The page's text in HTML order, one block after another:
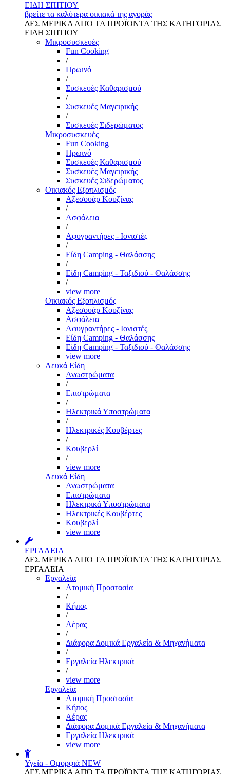
ΕΙΔΗ ΣΠΙΤΙΟΥ
βρείτε τα καλύτερα οικιακά της αγοράς
ΔΕΣ ΜΕΡΙΚΑ ΑΠΌ ΤΑ ΠΡΟΪΌΝΤΑ ΤΗΣ ΚΑΤΗΓΟΡΙΑΣ
ΕΙΔΗ ΣΠΙΤΙΟΥ
Μικροσυσκευές
Fun Cooking
/
Πρωινό
/
Συσκευές Καθαρισμού
/
Συσκευές Μαγειρικής
/
Συσκευές Σιδερώματος
Μικροσυσκευές
Fun Cooking
Πρωινό
Συσκευές Καθαρισμού
Συσκευές Μαγειρικής
Συσκευές Σιδερώματος
Οικιακός Εξοπλισμός
Αξεσουάρ Κουζίνας
/
Ασφάλεια
/
Αφυγραντήρες - Ιονιστές
/
Είδη Camping - Θαλάσσης
/
Είδη Camping - Ταξιδιού - Θαλάσσης
/
view more
Οικιακός Εξοπλισμός
Αξεσουάρ Κουζίνας
Ασφάλεια
Αφυγραντήρες - Ιονιστές
Είδη Camping - Θαλάσσης
Είδη Camping - Ταξιδιού - Θαλάσσης
view more
Λευκά Είδη
Ανωστρώματα
/
Επιστρώματα
/
Ηλεκτρικά Υποστρώματα
/
Ηλεκτρικές Κουβέρτες
/
Κουβερλί
/
view more
Λευκά Είδη
Ανωστρώματα
Επιστρώματα
Ηλεκτρικά Υποστρώματα
Ηλεκτρικές Κουβέρτες
Κουβερλί
view more
ΕΡΓΑΛΕΙΑ
ΔΕΣ ΜΕΡΙΚΑ ΑΠΌ ΤΑ ΠΡΟΪΌΝΤΑ ΤΗΣ ΚΑΤΗΓΟΡΙΑΣ
ΕΡΓΑΛΕΙΑ
Εργαλεία
Aτομική Προστασία
/
Kήπος
/
Αέρας
/
Διάφορα Δομικά Εργαλεία & Μηχανήματα
/
Εργαλεία Ηλεκτρικά
/
view more
Εργαλεία
Aτομική Προστασία
Kήπος
Αέρας
Διάφορα Δομικά Εργαλεία & Μηχανήματα
Εργαλεία Ηλεκτρικά
view more
Υγεία - Ομορφιά NEW
ΔΕΣ ΜΕΡΙΚΑ ΑΠΌ ΤΑ ΠΡΟΪΌΝΤΑ ΤΗΣ ΚΑΤΗΓΟΡΙΑΣ